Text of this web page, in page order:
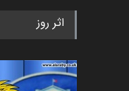
اثر روز